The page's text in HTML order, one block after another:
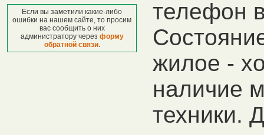
Если вы заметили какие-либо
ошибки на нашем сайте, то просим
вас сообщить о них
администратору через форму
обратной связи.
телефон
жилое -
наличие
техники.